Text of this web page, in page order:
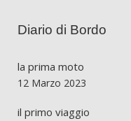
Diario di Bordo
la prima moto
12 Marzo 2023
il primo viaggio